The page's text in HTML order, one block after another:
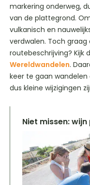
markering onderweg,
van de plattegrond.
vulkanisch en
verdwalen. Toch
routebeschrijving? Kijk
Wereldwandelen.
keer te gaan wandelen
dus kleine wijzigingen
Niet missen: